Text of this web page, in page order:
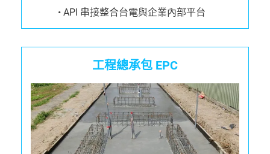
• API 串接整合台電與企業內部平台
工程總承包 EPC